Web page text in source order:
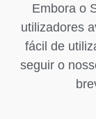
Embora o
utilizadores
fácil de
seguir o